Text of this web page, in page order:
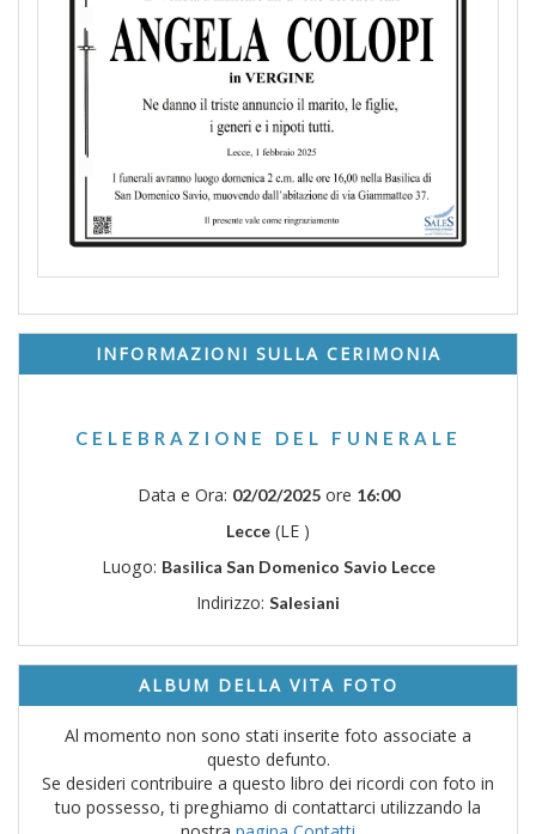
INFORMAZIONI SULLA CERIMONIA
CELEBRAZIONE DEL FUNERALE
Data e Ora: 02/02/2025ore 16:00
Lecce (LE )
Luogo: Basilica San Domenico Savio Lecce
Indirizzo: Salesiani
ALBUM DELLA VITA FOTO
Al momento non sono stati inserite foto associate a
questo defunto.
Se desideri contribuire a questo libro dei ricordi con foto in
tuo possesso, ti preghiamo di contattarci utilizzando la